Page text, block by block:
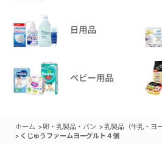
ホーム >卵・乳製品・パン >乳製品（牛乳・ヨ
> くじゅうファームヨーグルト４個